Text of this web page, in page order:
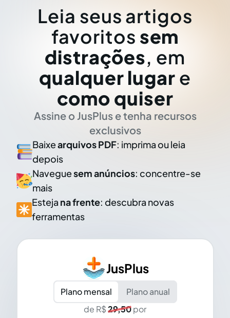
Leia seus artigos
favoritos sem
distrações, em
qualquer lugar e
como quiser
Assine o JusPlus e tenha recursos
exclusivos
Baixearquivos PDF: imprima ou leia
depois
Naveguesem anúncios: concentre-se
mais
Esteja na frente: descubra novas
ferramentas
JusPlus
Plano mensal
Plano anual
de R$29,50por